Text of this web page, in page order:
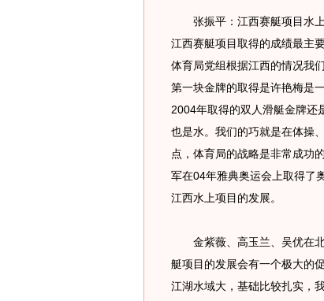
张振平：江西赛艇项目水上
江西赛艇项目取得的成绩最主
体育局党组根据江西的情况我
第一块金牌的取得是许艳梅是
2004年取得的双人滑艇金牌还
也是水。我们的巧就是在体操、
点，体育局的战略是非常成功
军在04年雅典奥运会上取得了
江西水上项目的发展。
金紫薇、高玉兰、吴优在北
艇项目的发展会有一个极大的
江湖水域大，基础比较扎实，